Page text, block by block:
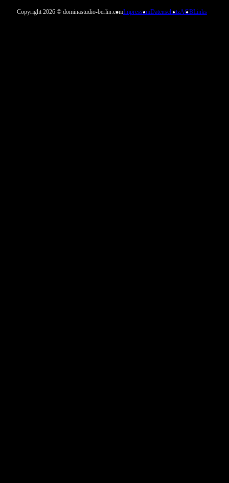
Copyright 2026 © dominastudio-berlin.comImpressumDatenschutzAGBLinks